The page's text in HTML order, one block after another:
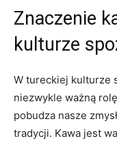
Znaczenie
kulturze
W tureckiej kulturze
niezwykle⁢ ważną
pobudza nasze
tradycji. Kawa⁤ jest